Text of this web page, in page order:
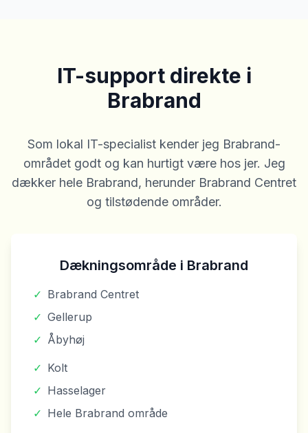
IT-support direkte i
Brabrand
Som lokal IT-specialist kender jeg Brabrand-
området godt og kan hurtigt være hos jer. Jeg
dækker hele Brabrand, herunder Brabrand Centret
og tilstødende områder.
Dækningsområde i Brabrand
✓ Brabrand Centret
✓ Gellerup
✓ Åbyhøj
✓ Kolt
✓ Hasselager
✓ Hele Brabrand område